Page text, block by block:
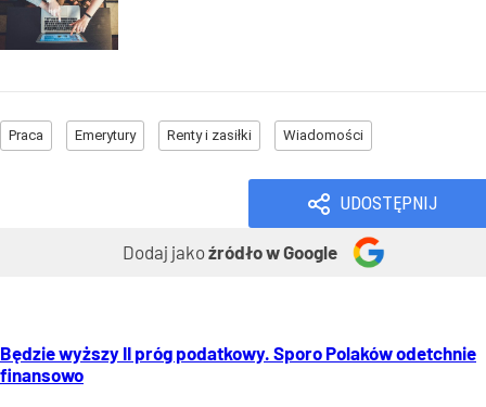
Praca Emerytury Renty i zasiłki Wiadomości
UDOSTĘPNIJ
Dodaj jakoźródło w Google
Będzie wyższy II próg podatkowy. Sporo Polaków odetchnie
finansowo